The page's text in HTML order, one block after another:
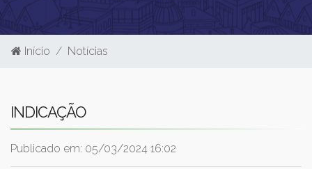
Início Notícias
INDICAÇÃO
Publicado em: 05/03/2024 16:02